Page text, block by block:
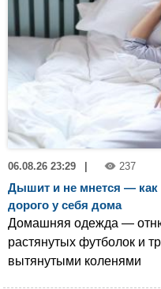
06.08.26 23:29 237
Дышит и не мнется — как
дорого у себя дома
Домашняя одежда —
растянутых футболок и
вытянутыми коленями